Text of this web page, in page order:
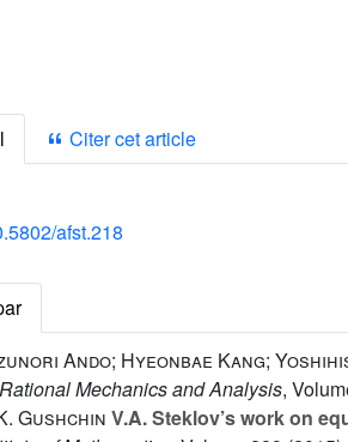
Citer cet article
afst.218
Ando; Hyeonbae Kang;
Mechanics and Analysis,
Gushchin V.A. Steklov’s work on